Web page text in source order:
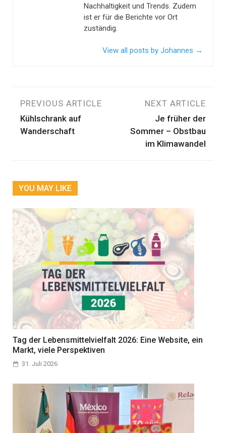
Nachhaltigkeit und Trends. Zudem
ist er für die Berichte vor Ort
zuständig.
View all posts by Johannes →
Beitragsnavigation
PREVIOUS ARTICLE
Kühlschrank auf
Wanderschaft
NEXT ARTICLE
Je früher der
Sommer – Obstbau
im Klimawandel
YOU MAY LIKE
Tag der Lebensmittelvielfalt 2026: Eine Website, ein
Markt, viele Perspektiven
31. Juli 2026